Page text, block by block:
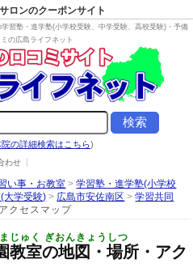
ロンのクーポンサイト
学習塾・進学塾(小学校受験、中学受験、高校受験)・予備
の広島ライフネット
の詳細検索はこちら)
わせ
い事・お教室 >学習塾・進学塾(小学校
大学受験) > 広島市安佐南区 >学習共同
クセスマップ
じゅく ぎおんきょうしつ
教室の地図・場所・アク